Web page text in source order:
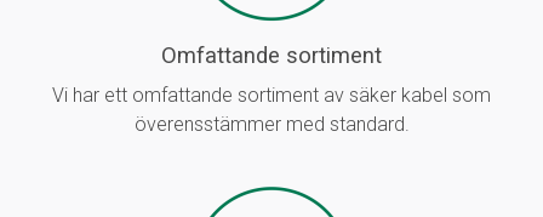
Omfattande sortiment
Vi har ett omfattande sortiment av säker kabel som
överensstämmer med standard.